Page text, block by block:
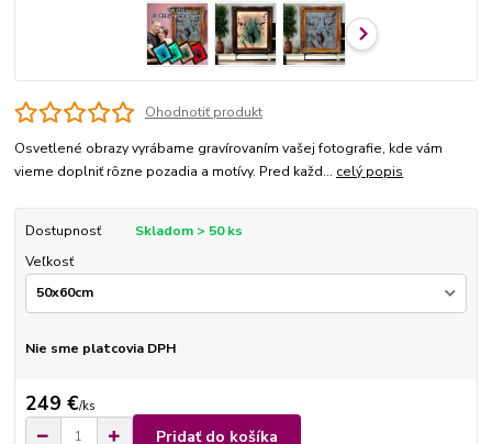
Ohodnotiť produkt
Osvetlené obrazy vyrábame gravírovaním vašej fotografie, kde vám
vieme doplniť rôzne pozadia a motívy. Pred každ... celý popis
Dostupnosť
Skladom > 50 ks
Veľkosť
Nie sme platcovia DPH
249 €/ks
Pridať do košíka